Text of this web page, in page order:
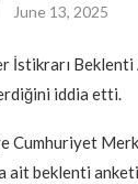
June 13, 2025
İstikrarı Beklenti
iddia etti.
Cumhuriyet
ait beklenti